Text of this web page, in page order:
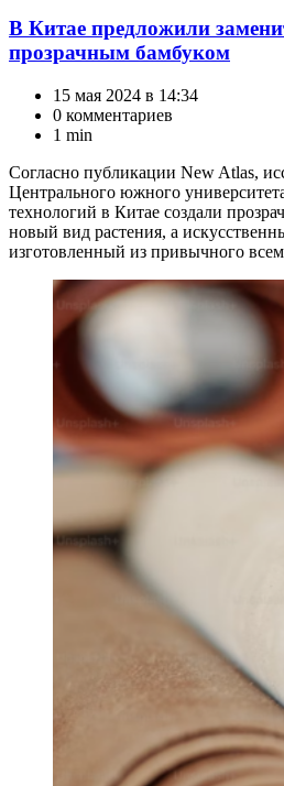
В Китае предложили
прозрачным бамбуком
15 мая 2024 в 14:34
0 комментариев
1 min
Согласно публикации New Atlas,
Центрального южного
технологий в Китае создали
новый вид растения, а
изготовленный из привычного